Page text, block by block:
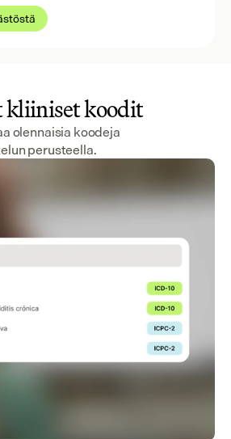
kliiniset koodit
olennaisia koodeja
perusteella.